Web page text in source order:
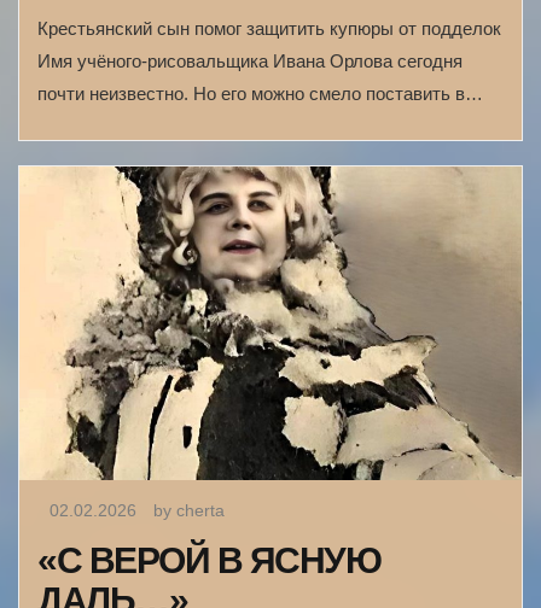
Крестьянский сын помог защитить купюры от подделок
Имя учёного-рисовальщика Ивана Орлова сегодня
почти неизвестно. Но его можно смело поставить в…
02.02.2026 by cherta
«С ВЕРОЙ В ЯСНУЮ